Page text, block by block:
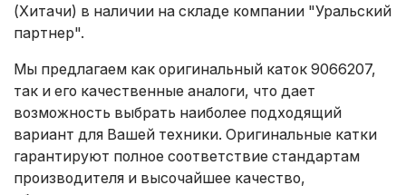
(Хитачи) в наличии на складе компании "Уральский
партнер".
Мы предлагаем как оригинальный каток 9066207,
так и его качественные аналоги, что дает
возможность выбрать наиболее подходящий
вариант для Вашей техники. Оригинальные катки
гарантируют полное соответствие стандартам
производителя и высочайшее качество,